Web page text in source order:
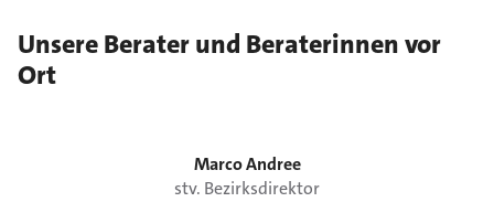
Unsere Berater und Beraterinnen vor
Ort
MarcoAndree
stv. Bezirksdirektor